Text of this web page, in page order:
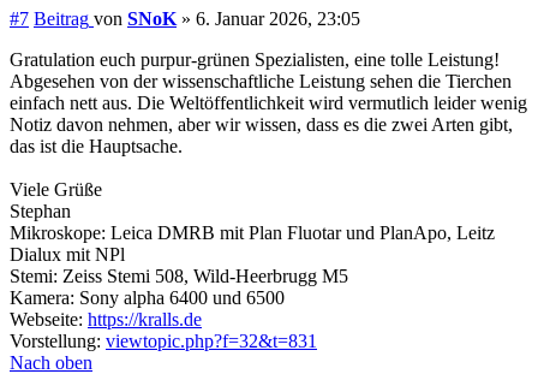
#7 Beitrag von SNoK » 6. Januar 2026, 23:05
Gratulation euch purpur-grünen Spezialisten, eine tolle Leistung!
Abgesehen von der wissenschaftliche Leistung sehen die Tierchen
einfach nett aus. Die Weltöffentlichkeit wird vermutlich leider wenig
Notiz davon nehmen, aber wir wissen, dass es die zwei Arten gibt,
das ist die Hauptsache.
Viele Grüße
Stephan
Mikroskope: Leica DMRB mit Plan Fluotar und PlanApo, Leitz
Dialux mit NPl
Stemi: Zeiss Stemi 508, Wild-Heerbrugg M5
Kamera: Sony alpha 6400 und 6500
Webseite: https://kralls.de
Vorstellung: viewtopic.php?f=32&t=831
Nach oben